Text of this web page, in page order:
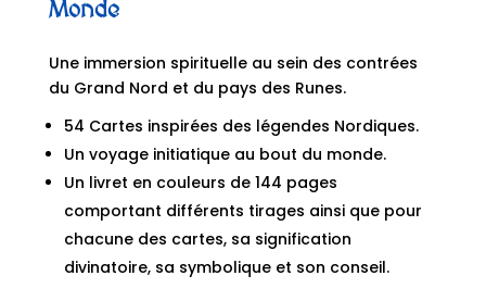
Monde
Une immersion spirituelle au sein des contrées
du Grand Nord et du pays des Runes.
54 Cartes inspirées des légendes Nordiques.
Un voyage initiatique au bout du monde.
Un livret en couleurs de 144 pages
comportant différents tirages ainsi que pour
chacune des cartes, sa signification
divinatoire, sa symbolique et son conseil.